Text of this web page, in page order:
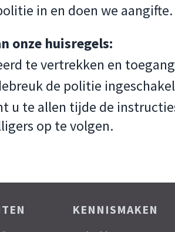
in en doen we aangifte.
onze huisregels:
te vertrekken en
de politie
u te allen tijde de
op te volgen.
KENNISMAKEN